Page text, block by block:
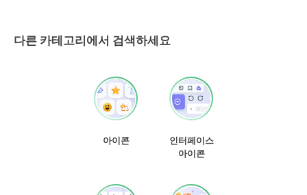
다른 카테고리에서 검색하세요
아이콘
인터페이스
아이콘